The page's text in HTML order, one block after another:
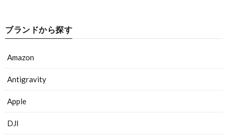
ブランドから探す
Amazon
Antigravity
Apple
DJI